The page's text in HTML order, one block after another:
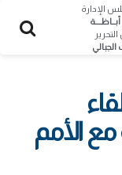
الإدارة
الأمم